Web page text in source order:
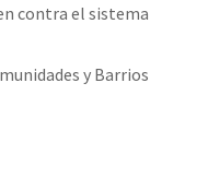
de Resistencia y
contra el sistema
y Barrios